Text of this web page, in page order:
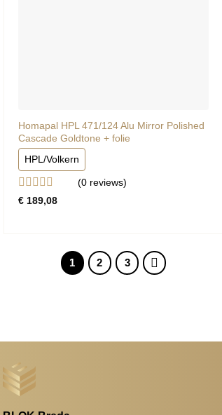
Homapal HPL 471/124 Alu Mirror Polished
Cascade Goldtone + folie
HPL/Volkern
Gewaardeerd
(0 reviews)
€ 189,08
1 2 3